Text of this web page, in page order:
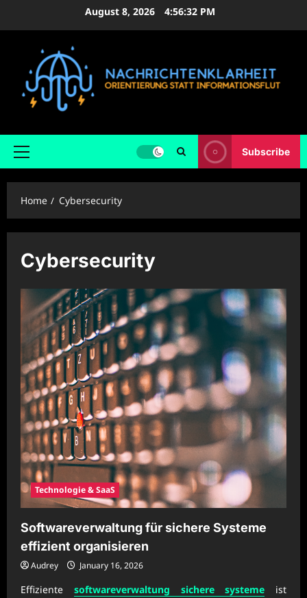
August 8, 2026 4:56:33 PM
Primary
Subscribe
Home Cybersecurity
Cybersecurity
Technologie & SaaS
Softwareverwaltung für sichere Systeme
effizient organisieren
Audrey January 16, 2026
Effiziente softwareverwaltung sichere systeme ist